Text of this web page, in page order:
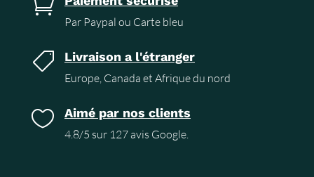

Par Paypal ou Carte bleu
 Livraison a l'étranger
Europe, Canada et Afrique du nord
 Aimé par nos clients
4.8/5 sur 127 avis Google.